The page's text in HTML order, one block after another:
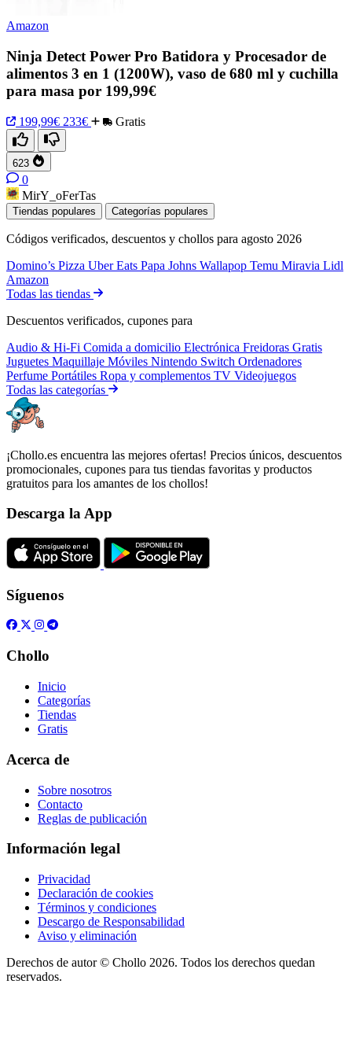
Amazon
Ninja Detect Power Pro Batidora y Procesador de
alimentos 3 en 1 (1200W), vaso de 680 ml y cuchilla
para masa por 199,99€
199,99€ 233€ Gratis
623
0
MirY_oFerTas
Tiendas populares Categorías populares
Códigos verificados, descuentos y chollos para agosto 2026
Domino’s Pizza Uber Eats Papa Johns Wallapop Temu Miravia Lidl
Amazon
Todas las tiendas
Descuentos verificados, cupones para
Audio & Hi-Fi Comida a domicilio Electrónica Freidoras Gratis
Juguetes Maquillaje Móviles Nintendo Switch Ordenadores
Perfume Portátiles Ropa y complementos TV Videojuegos
Todas las categorías
¡Chollo.es encuentra las mejores ofertas! Precios únicos, descuentos
promocionales, cupones para tus tiendas favoritas y productos
gratuitos para los amantes de los chollos!
Descarga la App
Síguenos
Chollo
Inicio
Categorías
Tiendas
Gratis
Acerca de
Sobre nosotros
Contacto
Reglas de publicación
Información legal
Privacidad
Declaración de cookies
Términos y condiciones
Descargo de Responsabilidad
Aviso y eliminación
Derechos de autor © Chollo 2026. Todos los derechos quedan
reservados.